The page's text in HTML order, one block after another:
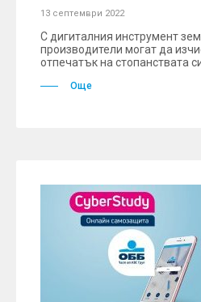
13 септември 2022
С дигиталния инструмент
производители могат да
отпечатък на стопанствата
Още